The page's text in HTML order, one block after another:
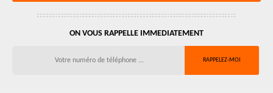
ON VOUS RAPPELLE IMMEDIATEMENT